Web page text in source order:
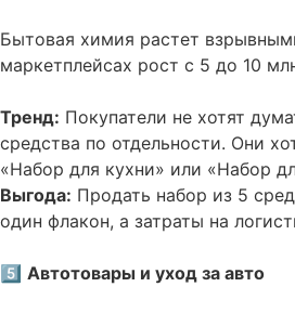
Бытовая химия растет
маркетплейсах рост с 5 до 10
Тренд: Покупатели не хотят
средства по отдельности. Они
«Набор для кухни» или «Набор
Выгода: Продать набор из 5
один флакон, а затраты на
5️⃣ Автотовары и уход за авто